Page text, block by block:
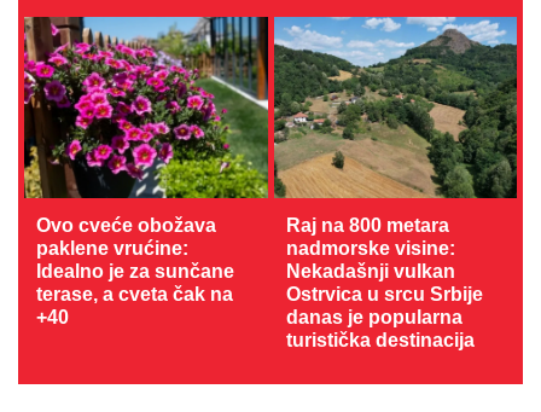
Ovo cveće obožava
paklene vrućine:
Idealno je za sunčane
terase, a cveta čak na
+40
Raj na 800 metara
nadmorske visine:
Nekadašnji vulkan
Ostrvica u srcu Srbije
danas je popularna
turistička destinacija